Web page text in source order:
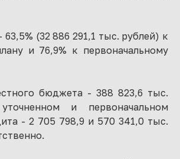
(32 886 291,1 тыс. рублей) к
и 76,9% к первоначальному
бюджета - 388 823,6 тыс.
и первоначальном
- 2 705 798,9 и 570 341,0 тыс.